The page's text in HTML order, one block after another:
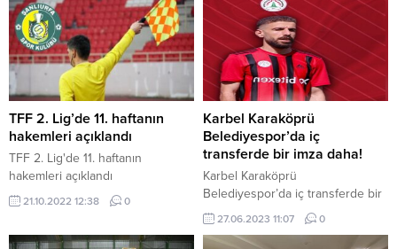
3. Lig 3. Grup 18. hafta
karşılaşmasında Karaköprü
Belediyespor sahasında
Tepecikspor’u konuk etti. Faruk
Çelik Stadı’nda saat 14:00’te
başlayan müsabakayı hakem
Hakan Aktaş yönetti. Aktaş’ın
yardımcılıklarını Volkan Altuntaş
ve Erkan Kırçıl yaptı. Maçın
dördüncü...
TFF 2. Lig’de 11. haftanın
hakemleri açıklandı
TFF 2. Lig'de 11. haftanın
hakemleri açıklandı
21.10.2022 12:38 0
Karbel Karaköprü
Belediyespor’da iç
transferde bir imza daha!
Karbel Karaköprü
Belediyespor’da iç transferde bir
imza daha!
27.06.2023 11:07 0